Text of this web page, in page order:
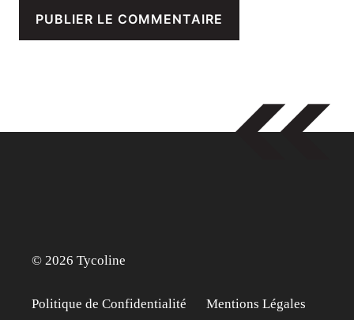
© 2026 Tycoline
Politique de Confidentialité
Mentions Légales